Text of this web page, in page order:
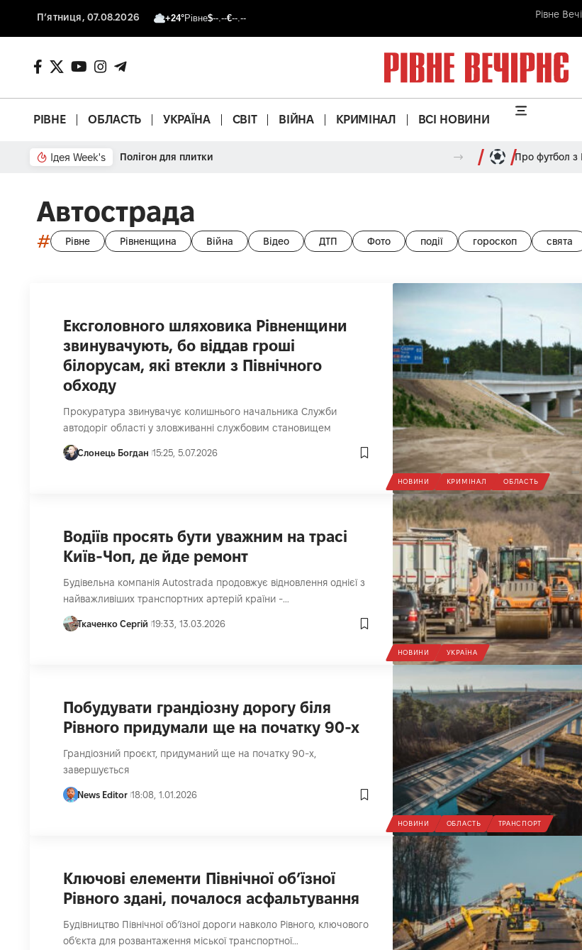
П’ятниця, 07.08.2026 +24°Рівне$--.--€--.-- Рівне
РІВНЕ ОБЛАСТЬ УКРАЇНА СВІТ ВІЙНА КРИМІНАЛ ВСІ НОВИНИ
Ідея Week's Полігон для плитки Про футбол
Автострада
# Рівне Рівненщина Війна Відео ДТП Фото події гороскоп свята
НОВИНИ КРИМІНАЛ ОБЛАСТЬ
Ексголовного шляховика Рівненщини
звинувачують, бо віддав гроші
білорусам, які втекли з Північного
обходу
Прокуратура звинувачує колишнього начальника Служби
автодоріг області у зловживанні службовим становищем
Слонець Богдан 15:25, 5.07.2026
НОВИНИ УКРАЇНА
Водіїв просять бути уважним на трасі
Київ-Чоп, де йде ремонт
Будівельна компанія Autostrada продовжує відновлення однієї з
найважливіших транспортних артерій країни -…
Ткаченко Сергій 19:33, 13.03.2026
НОВИНИ ОБЛАСТЬ ТРАНСПОРТ
Побудувати грандіозну дорогу біля
Рівного придумали ще на початку 90-х
Грандіозний проєкт, придуманий ще на початку 90-х,
завершується
News Editor 18:08, 1.01.2026
Ключові елементи Північної об’їзної
Рівного здані, почалося асфальтування
Будівництво Північної об’їзної дороги навколо Рівного, ключового
об’єкта для розвантаження міської транспортної…